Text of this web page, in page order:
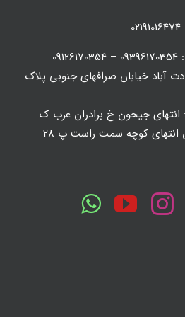
:
: 09396170354 – 09126170354
آباد خیابان صرافهای جنوبی پلاک
: انتهای جیحون خ برادران عرب ک
ناطق عباسی انتهای کوچه سمت راست پ 28